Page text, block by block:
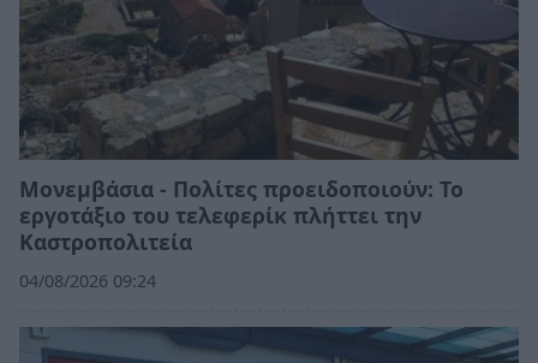
Μονεμβάσια - Πολίτες προειδοποιούν: Το
εργοτάξιο του τελεφερίκ πλήττει την
Καστροπολιτεία
04/08/2026 09:24